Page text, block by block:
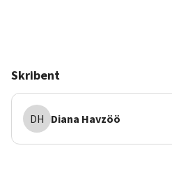
Skribent
DH Diana Havzöö